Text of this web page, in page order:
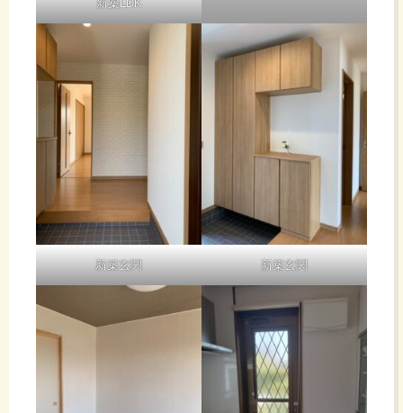
新築LDK
新築玄関 新築玄関